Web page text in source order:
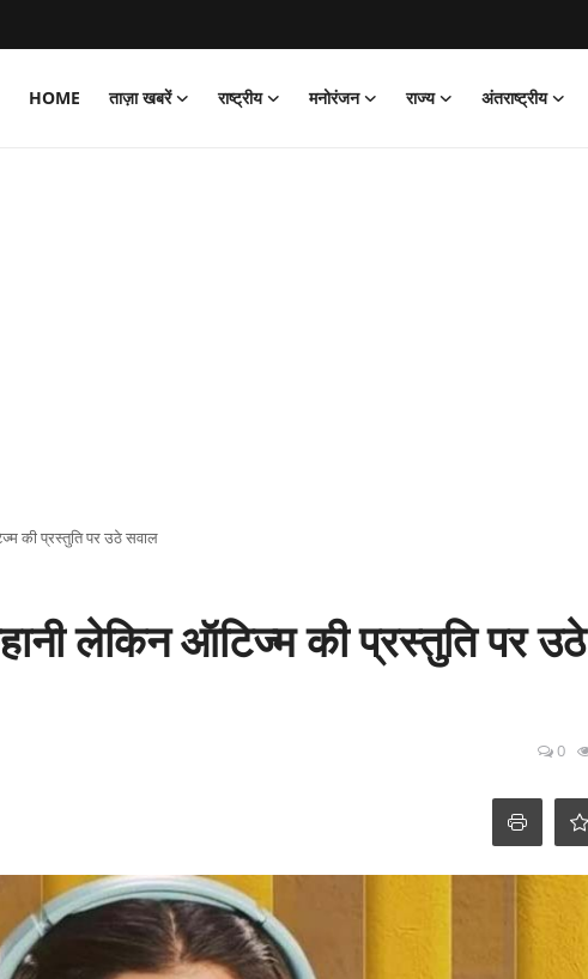
HOME ताज़ा खबरें राष्ट्रीय मनोरंजन राज्य अंतराष्ट्रीय
की प्रस्तुति पर उठे सवाल
लेकिन ऑटिज्म की प्रस्तुति पर उठे
0